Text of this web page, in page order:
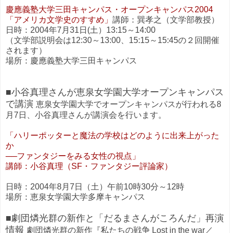
慶應義塾大学三田キャンパス・オープンキャンパス2004
「アメリカ文学史のすすめ」 講師：巽孝之（文学部教授）
日時：2004年7月31日(土）13:15～14:00
（文学部説明会は12:30～13:00、15:15～15:45の２回開催
されます）
場所：慶應義塾大学三田キャンパス
■小谷真理さんが恵泉女学園大学オープンキャンパス
で講演 恵泉女学園大学でオープンキャンパスが行われる8
月7日、小谷真理さんが講演会を行います。
「ハリーポッターと魔法の学校はどのように出来上がった
か
──ファンタジーをみる女性の視点」
講師：小谷真理（SF・ファンタジー評論家）
日時：2004年8月7日（土）午前10時30分～12時
場所：恵泉女学園大学多摩キャンパス
■劇団燐光群の新作と「だるまさんがころんだ」再演
情報 劇団燐光群の新作『私たちの戦争 Lost in the war／